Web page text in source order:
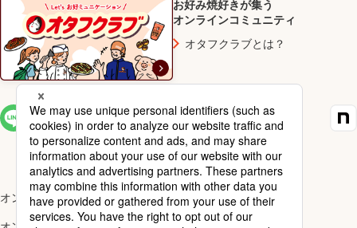
お好み焼好きが集う
オンラインコミュニティ
オタフクラブとは？
SNS一覧
オンラインショップ楽天市場店